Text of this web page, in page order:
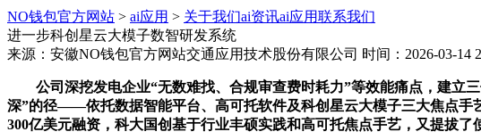
NO钱包官方网站 > ai应用 > 关于我们ai资讯ai应用联系我们
进一步科创星云大模子数智研发系统
来源：安徽NO钱包官方网站交通应用技术股份有限公司 时间：2026-03-14
公司深挖发电企业“无数难找、合规审查费时耗力”等效能痛点，建立三
深”的径——依托数据智能平台、高可托软件及科创星云大模子三大焦点手
300亿美元融资，科大国创基于行业丰硕实践和高可托焦点手艺，又提拔